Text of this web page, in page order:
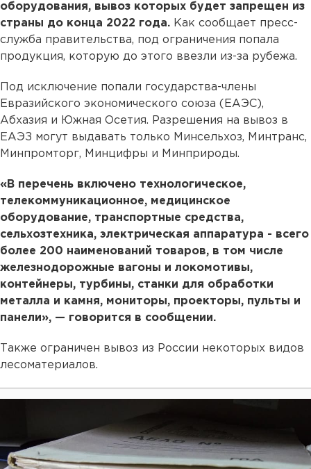
оборудования, вывоз которых будет запрещен из
страны до конца 2022 года. Как сообщает пресс-
служба правительства, под ограничения попала
продукция, которую до этого ввезли из-за рубежа.
Под исключение попали государства-члены
Евразийского экономического союза (ЕАЭС),
Абхазия и Южная Осетия. Разрешения на вывоз в
ЕАЭЗ могут выдавать только Минсельхоз, Минтранс,
Минпромторг, Минцифры и Минприроды.
«В перечень включено технологическое,
телекоммуникационное, медицинское
оборудование, транспортные средства,
сельхозтехника, электрическая аппаратура - всего
более 200 наименований товаров, в том числе
железнодорожные вагоны и локомотивы,
контейнеры, турбины, станки для обработки
металла и камня, мониторы, проекторы, пульты и
панели», — говорится в сообщении.
Также ограничен вывоз из России некоторых видов
лесоматериалов.